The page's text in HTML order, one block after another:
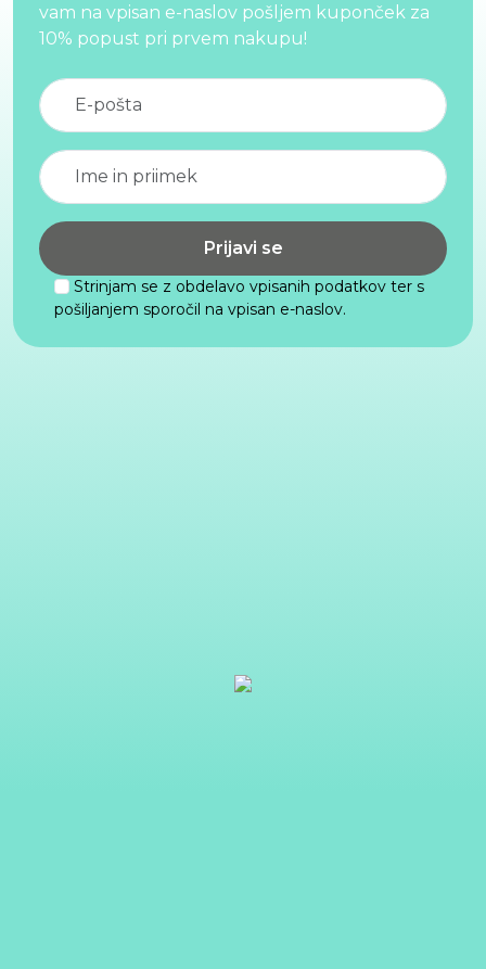
vam na vpisan e-naslov pošljem kuponček za
10% popust pri prvem nakupu!
Strinjam se z obdelavo vpisanih podatkov ter s
pošiljanjem sporočil na vpisan e-naslov.